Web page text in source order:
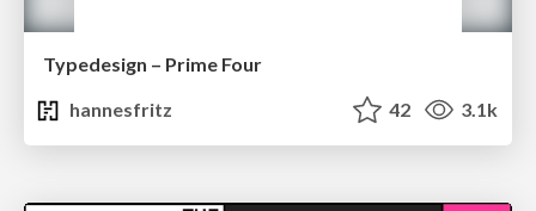
Typedesign – Prime Four
hannesfritz
42 3.1k